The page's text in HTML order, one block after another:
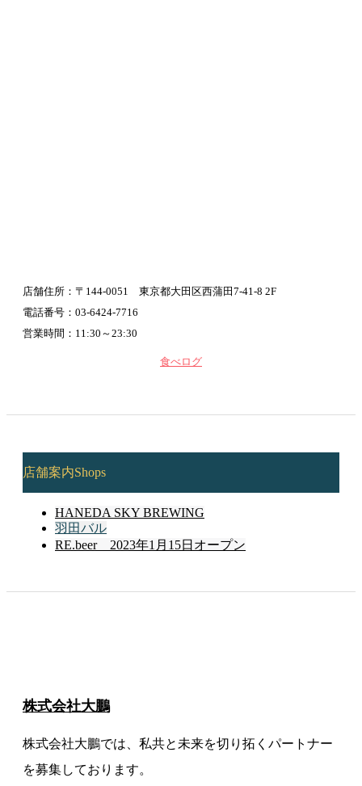
店舗住所：〒144-0051 東京都大田区西蒲田7-41-8 2F
電話番号：03-6424-7716
営業時間：11:30～23:30
食べログ
店舗案内Shops
HANEDA SKY BREWING
羽田バル
RE.beer 2023年1月15日オープン
株式会社大鵬
株式会社大鵬では、私共と未来を切り拓くパートナー
を募集しております。